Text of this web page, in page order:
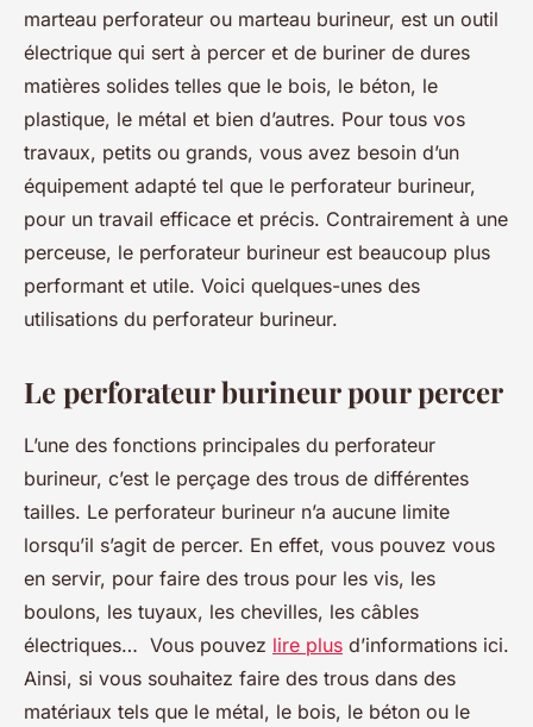
marteau perforateur ou marteau burineur, est un outil
électrique qui sert à percer et de buriner de dures
matières solides telles que le bois, le béton, le
plastique, le métal et bien d’autres. Pour tous vos
travaux, petits ou grands, vous avez besoin d’un
équipement adapté tel que le perforateur burineur,
pour un travail efficace et précis. Contrairement à une
perceuse, le perforateur burineur est beaucoup plus
performant et utile. Voici quelques-unes des
utilisations du perforateur burineur.
Le perforateur burineur pour percer
L’une des fonctions principales du perforateur
burineur, c’est le perçage des trous de différentes
tailles. Le perforateur burineur n’a aucune limite
lorsqu’il s’agit de percer. En effet, vous pouvez vous
en servir, pour faire des trous pour les vis, les
boulons, les tuyaux, les chevilles, les câbles
électriques… Vous pouvez lire plus d’informations ici.
Ainsi, si vous souhaitez faire des trous dans des
matériaux tels que le métal, le bois, le béton ou le